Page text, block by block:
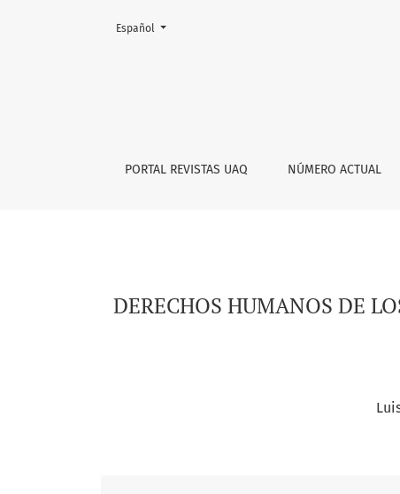
DERECHOS HUMANOS DE LOS ADULTOS
PORTAL REVISTAS UAQ NÚMERO ACTUAL
Cambiar el idioma. El actual es:
Español
DERECHOS HUMANOS DE